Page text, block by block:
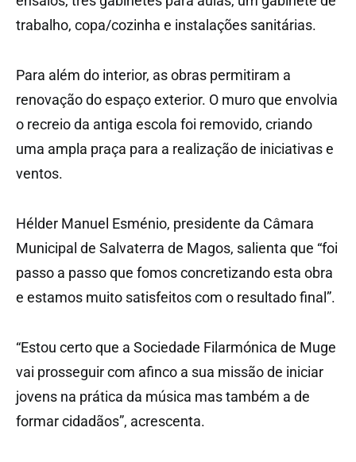
trabalho, copa/cozinha e instalações sanitárias.
Para além do interior, as obras permitiram a
renovação do espaço exterior. O muro que envolvia
o recreio da antiga escola foi removido, criando
uma ampla praça para a realização de iniciativas e
ventos.
Hélder Manuel Esménio, presidente da Câmara
Municipal de Salvaterra de Magos, salienta que “foi
passo a passo que fomos concretizando esta obra
e estamos muito satisfeitos com o resultado final”.
“Estou certo que a Sociedade Filarmónica de Muge
vai prosseguir com afinco a sua missão de iniciar
jovens na prática da música mas também a de
formar cidadãos”, acrescenta.